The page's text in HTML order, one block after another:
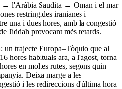
→ l'Aràbia Saudita → Oman i el mar
restringides iranianes i
una i dues hores, amb la congestió
Jiddah provocant més retards.
: un trajecte Europa–Tòquio que al
hores habituals ara, a l'agost, torna
en moltes rutes, segons quin
Deixa marge a les
i les redireccions d'última hora